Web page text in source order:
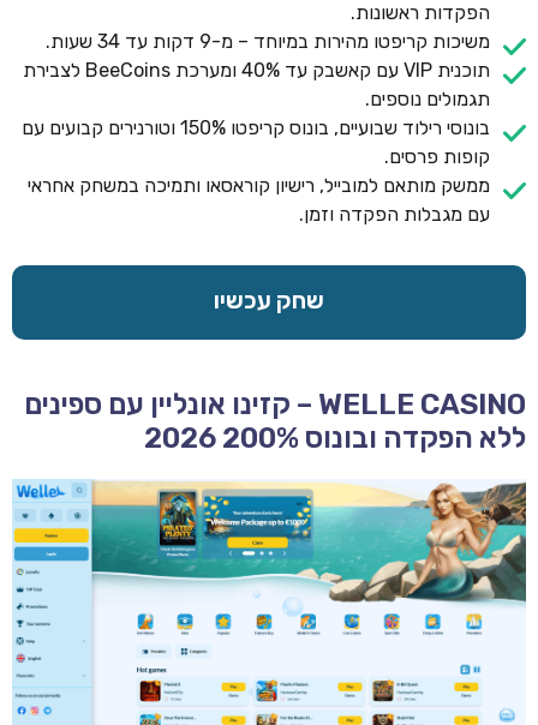
הפקדות ראשונות.
משיכות קריפטו מהירות במיוחד – מ-9 דקות עד 34 שעות.
תוכנית VIP עם קאשבק עד 40% ומערכת BeeCoins לצבירת
תגמולים נוספים.
בונוסי רילוד שבועיים, בונוס קריפטו 150% וטורנירים קבועים עם
קופות פרסים.
ממשק מותאם למובייל, רישיון קוראסאו ותמיכה במשחק אחראי
עם מגבלות הפקדה וזמן.
שחק עכשיו
WELLE CASINO – קזינו אונליין עם ספינים
ללא הפקדה ובונוס 200% 2026